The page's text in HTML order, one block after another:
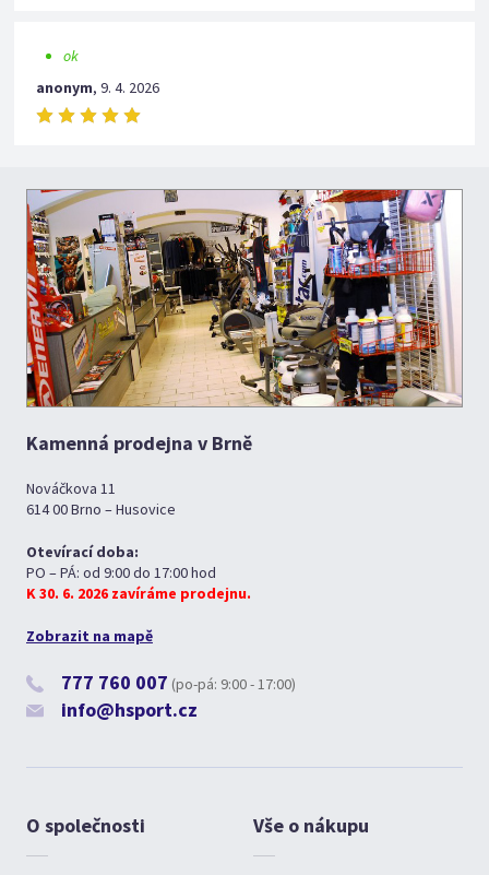
ok
anonym,9. 4. 2026
Kamenná prodejna v Brně
Nováčkova 11
614 00 Brno – Husovice
Otevírací doba:
PO – PÁ: od 9:00 do 17:00 hod
K 30. 6. 2026 zavíráme prodejnu.
Zobrazit na mapě
777 760 007 (po-pá: 9:00 - 17:00)
info@hsport.cz
O společnosti Vše o nákupu